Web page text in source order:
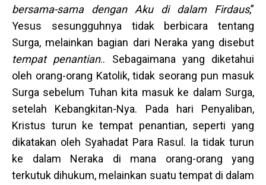
bersama-sama dengan Aku di dalam Firdaus,”
Yesus sesungguhnya tidak berbicara tentang
Surga, melainkan bagian dari Neraka yang disebut
tempat penantian.. Sebagaimana yang diketahui
oleh orang-orang Katolik, tidak seorang pun masuk
Surga sebelum Tuhan kita masuk ke dalam Surga,
setelah Kebangkitan-Nya. Pada hari Penyaliban,
Kristus turun ke tempat penantian, seperti yang
dikatakan oleh Syahadat Para Rasul. Ia tidak turun
ke dalam Neraka di mana orang-orang yang
terkutuk dihukum, melainkan suatu tempat di dalam